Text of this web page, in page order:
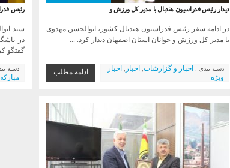
دیدار رئیس فدراسیون هندبال با مدیر کل ورزش و
در ادامه سفر رئیس فدراسیون هندبال کشور، ابوالحسن مهدوی
با مدیر کل ورزش و جوانان استان اصفهان دیدار کرد. ...
دسته بندی : اخبار و گزارشات اخبار
اخبار
ویژه
ادامه مطلب
رئیس
سید
در
گفتگو
دسته